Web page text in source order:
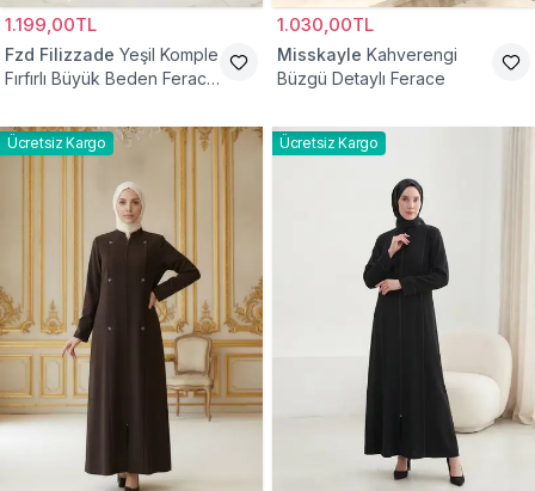
1.199,00TL
Fzd Filizzade Yeşil Komple
Fırfırlı Büyük Beden Ferace
1.030,00TL
Misskayle Kahverengi
Büzgü Detaylı Ferace
Ücretsiz Kargo Ücretsiz Kargo